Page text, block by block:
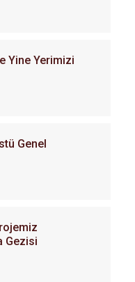
Yine Yerimizi
Genel
Gezisi